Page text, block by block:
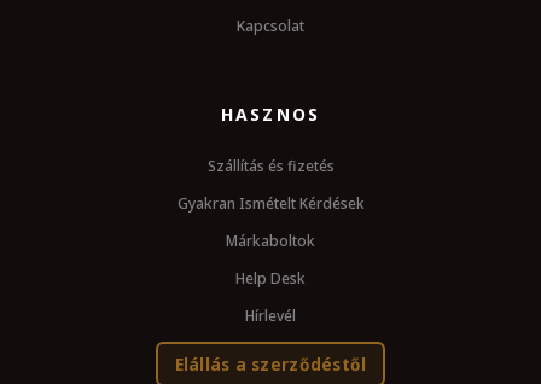
Kapcsolat
HASZNOS
Szállítás és fizetés
Gyakran Ismételt Kérdések
Márkaboltok
Help Desk
Hírlevél
Elállás a szerződéstől